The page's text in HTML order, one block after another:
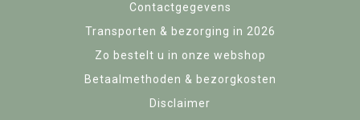
Contactgegevens
Transporten & bezorging in 2026
Zo bestelt u in onze webshop
Betaalmethoden & bezorgkosten
Disclaimer